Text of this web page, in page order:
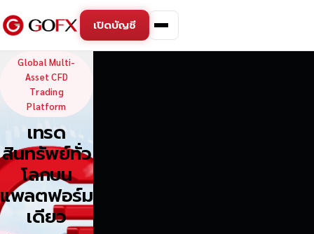
เปิดบัญชี
GoFX — Global Multi-
Global Multi-
Asset CFD
Trading
Platform
เทรด
สินทรัพย์ทั่ว
โลกบน
แพลตฟอร์ม
เดียว